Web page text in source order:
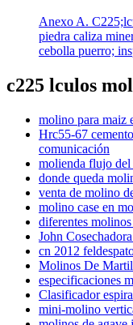
Anexo A.
piedra caliza
cebolla puerro;
c225 lculos
molino para maiz
Hrc55-67
comunicación
molienda flujo del
donde queda
venta de molino
molino case en
diferentes
John
cn 2012
Molinos De
especificaciones
Clasificador
mini-molino